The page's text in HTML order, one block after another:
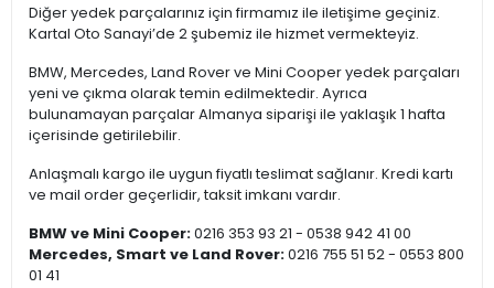
Diğer yedek parçalarınız için firmamız ile iletişime geçiniz.
Kartal Oto Sanayi’de 2 şubemiz ile hizmet vermekteyiz.
BMW, Mercedes, Land Rover ve Mini Cooper yedek parçaları
yeni ve çıkma olarak temin edilmektedir. Ayrıca
bulunamayan parçalar Almanya siparişi ile yaklaşık 1 hafta
içerisinde getirilebilir.
Anlaşmalı kargo ile uygun fiyatlı teslimat sağlanır. Kredi kartı
ve mail order geçerlidir, taksit imkanı vardır.
BMW ve Mini Cooper:0216 353 93 21 - 0538 942 41 00
Mercedes, Smart ve Land Rover:0216 755 51 52 - 0553 800
01 41